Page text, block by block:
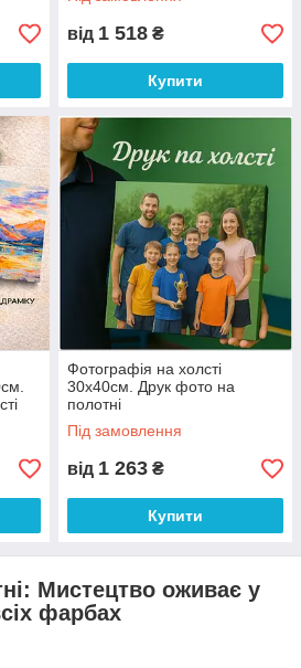
від 1 518 ₴
Купити
Фотографія на холсті
30х40см. Друк фото на
полотні
Під замовлення
від 1 263 ₴
Купити
Мистецтво оживає у
фарбах